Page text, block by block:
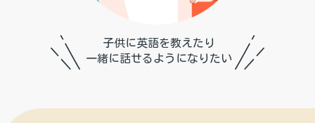
子供に英語を教えたり
一緒に話せるようになりたい